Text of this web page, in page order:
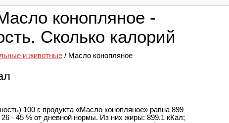
конопляное -
Сколько калорий
и животные / Масло конопляное
100 г. продукта «Масло конопляное» равна 899
- 45 % от дневной нормы. Из них жиры: 899.1 кКал;